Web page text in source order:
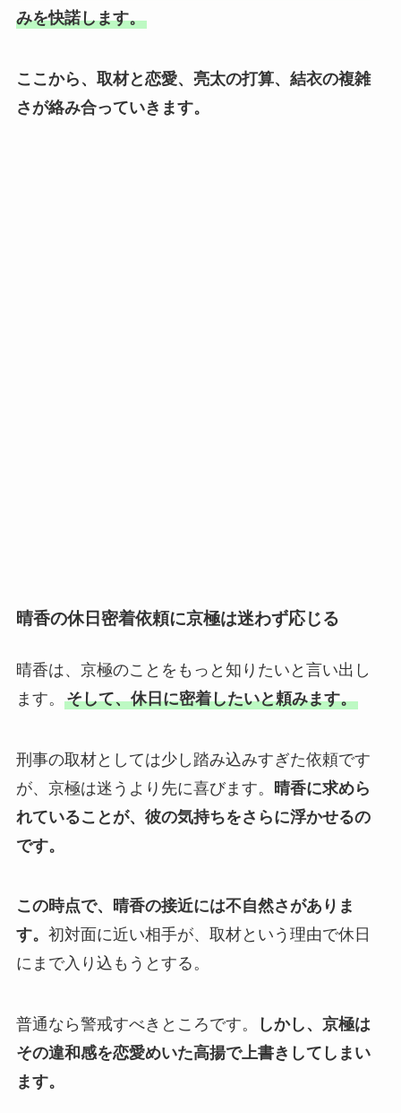
みを快諾します。
ここから、取材と恋愛、亮太の打算、結衣の複雑
さが絡み合っていきます。
晴香の休日密着依頼に京極は迷わず応じる
晴香は、京極のことをもっと知りたいと言い出し
ます。 そして、休日に密着したいと頼みます。
刑事の取材としては少し踏み込みすぎた依頼です
が、京極は迷うより先に喜びます。
晴香に求めら
れていることが、彼の気持ちをさらに浮かせるの
です。
この時点で、晴香の接近には不自然さがありま
す。 初対面に近い相手が、取材という理由で休日
にまで入り込もうとする。
普通なら警戒すべきところです。
しかし、京極は
その違和感を恋愛めいた高揚で上書きしてしまい
ます。